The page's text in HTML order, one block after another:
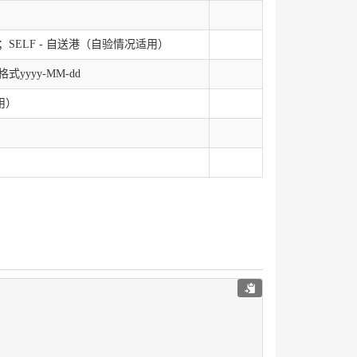
- 自送港（自验情况适用）
式yyyy-MM-dd